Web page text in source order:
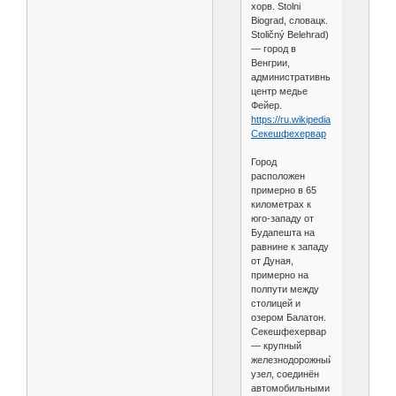
хорв. Stolni
Biograd, словацк.
Stoličný Belehrad)
— город в
Венгрии,
административный
центр медье
Фейер.
https://ru.wikipedia.org/wiki/
Секешфехервар
Город
расположен
примерно в 65
километрах к
юго-западу от
Будапешта на
равнине к западу
от Дуная,
примерно на
полпути между
столицей и
озером Балатон.
Секешфехервар
— крупный
железнодорожный
узел, соединён
автомобильными